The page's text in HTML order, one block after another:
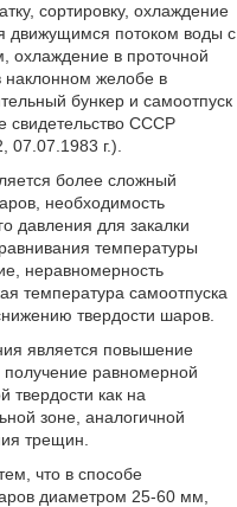
сортировку, охлаждение
движущимся потоком воды с
охлаждение в проточной
наклонном желобе в
бункер и самоотпуск
свидетельство СССР
г.).
более сложный
необходимость
давления для закалки
температуры
неравномерность
температура самоотпуска
твердости шаров.
является повышение
получение равномерной
твердости как на
зоне, аналогичной
трещин.
что в способе
диаметром 25-60 мм,